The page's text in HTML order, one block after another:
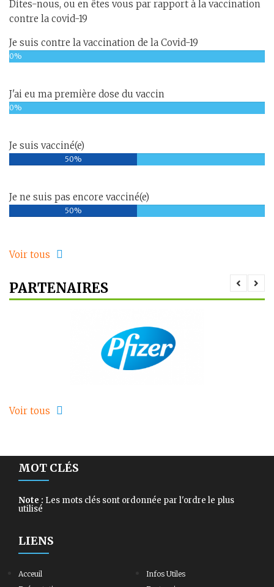
Dites-nous, ou en êtes vous par rapport à la vaccination
contre la covid-19
Je suis contre la vaccination de la Covid-19
0%
J'ai eu ma première dose du vaccin
0%
Je suis vacciné(e)
50%
Je ne suis pas encore vacciné(e)
50%
Voir tous
PARTENAIRES
Voir tous
MOT CLÉS
Note : Les mots clés sont ordonnée par l'ordre le plus
utilisé
LIENS
Acceuil
Infos Utiles